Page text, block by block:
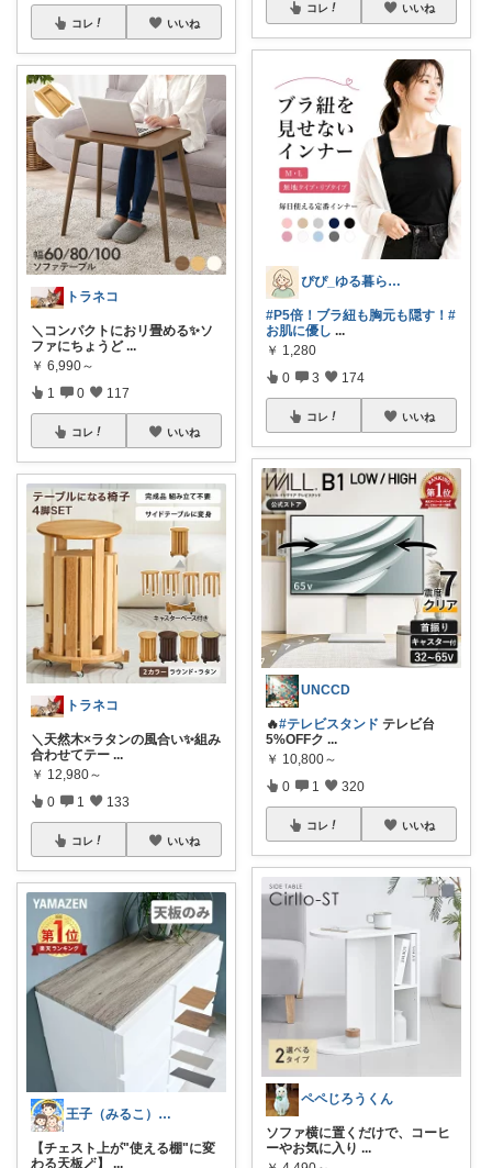
コレ いいね
トラネコ
＼コンパクトにおリ畳める✨ソ
ファにちょうど ...
￥ 6,990～
1 0 117
コレ いいね
トラネコ
＼天然木×ラタンの風合い✨組み
合わせてテー ...
￥ 12,980～
0 1 133
コレ いいね
王子（みるこ）👑便利グッズ×QOL向上
【チェスト上が"使える棚"に変
わる天板🪄】
...
コレ いいね
ぴぴ_ゆる暮らし🌿
#P5倍！ブラ紐も胸元も隠す！ #
お肌に優し ...
￥ 1,280
0 3 174
コレ いいね
UNCCD
🔥#テレビスタンド テレビ台
5%OFFク ...
￥ 10,800～
0 1 320
コレ いいね
ペペじろうくん
ソファ横に置くだけで、コーヒ
ーやお気に入り ...